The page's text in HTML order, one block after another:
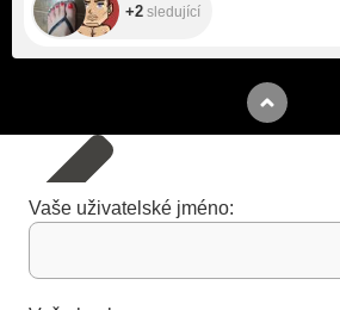
+2 sledující
Vaše uživatelské jméno: